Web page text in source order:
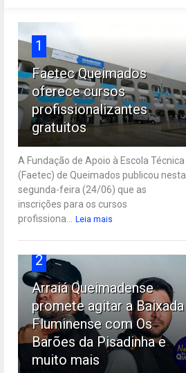
1
Faetec Queimados
oferece cursos
profissionalizantes
gratuitos
A Fundação de Apoio à Escola Técnica
(Faetec) de Queimados publicou nesta
segunda-feira (24/06) que as
inscrições para os cursos
profissiona...
Leia mais
2
Arraiá Queimadense
promete agitar a Baixada
Fluminense com Os
Barões da Pisadinha e
muito mais